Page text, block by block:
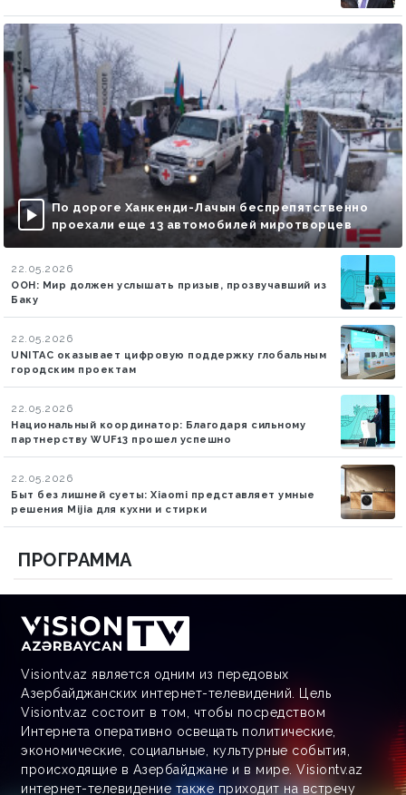
По дороге Ханкенди-Лачын беспрепятственно
проехали еще 13 автомобилей миротворцев
22.05.2026
ООН: Мир должен услышать призыв, прозвучавший из
Баку
22.05.2026
UNITAC оказывает цифровую поддержку глобальным
городским проектам
22.05.2026
Национальный координатор: Благодаря сильному
партнерству WUF13 прошел успешно
22.05.2026
Быт без лишней суеты: Xiaomi представляет умные
решения Mijia для кухни и стирки
ПРОГРАММА
Visiontv.az является одним из передовых
Азербайджанских интернет-телевидений. Цель
Visiontv.az состоит в том, чтобы посредством
Интернета оперативно освещать политические,
экономические, социальные, культурные события,
происходящие в Азербайджане и в мире. Visiontv.az
интернет-телевидение также приходит на встречу